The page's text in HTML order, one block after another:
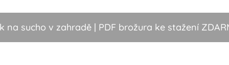
na sucho v zahradě | PDF brožura ke stažení